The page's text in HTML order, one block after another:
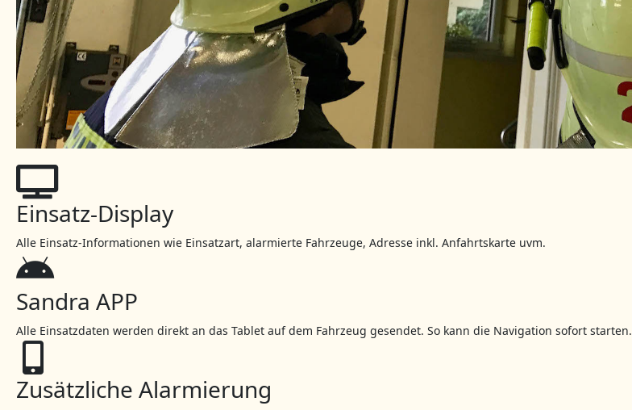
Einsatz-Display
Alle Einsatz-Informationen wie Einsatzart, alarmierte Fahrzeuge, Adresse inkl. Anfahrtskarte uvm.
Sandra APP
Alle Einsatzdaten werden direkt an das Tablet auf dem Fahrzeug gesendet. So kann die Navigation sofort starten.
Zusätzliche Alarmierung